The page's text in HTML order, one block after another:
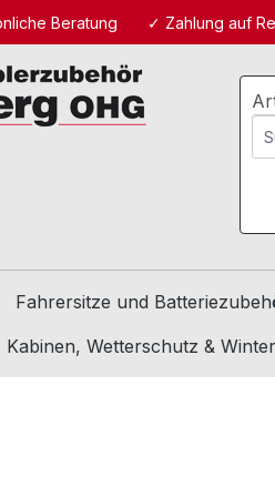
Beratung ✓ Zahlung auf
Fahrersitze und
Kabinen, Wetterschutz &